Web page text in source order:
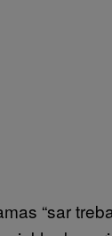
“sar